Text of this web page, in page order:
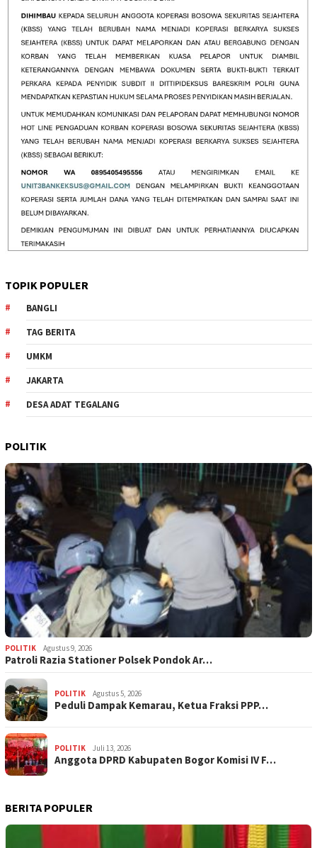
TOPIK POPULER
BANGLI
TAG BERITA
UMKM
JAKARTA
DESA ADAT TEGALANG
POLITIK
POLITIK Agustus 9, 2026
Patroli Razia Stationer Polsek Pondok Ar…
POLITIK Agustus 5, 2026
‎Peduli Dampak Kemarau, Ketua Fraksi PPP…
POLITIK Juli 13, 2026
Anggota DPRD Kabupaten Bogor Komisi IV F…
BERITA POPULER